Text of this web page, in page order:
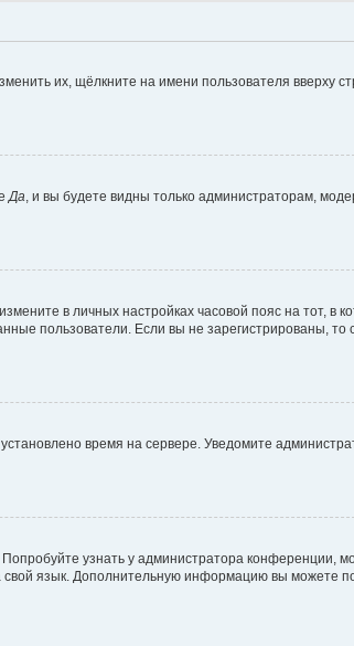
их, щёлкните на имени пользователя вверху
Да, и вы будете видны только администраторам,
в личных настройках часовой пояс на тот, в
пользователи. Если вы не зарегистрированы, то
время на сервере. Уведомите
узнать у администратора конференции,
свой язык. Дополнительную информацию вы можете